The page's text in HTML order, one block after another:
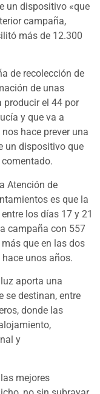
un dispositivo «que
campaña,
más de 12.300
de recolección de
de unas
producir el 44 por
y que va a
hace prever una
un dispositivo que
Atención de
es que la
los días 17 y 21
campaña con 557
que en las dos
unos años.
aporta una
se destinan, entre
donde las
y
mejores